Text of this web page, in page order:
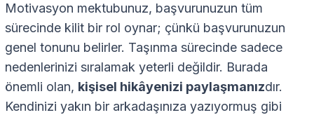
Motivasyon mektubunuz, başvurunuzun tüm
sürecinde kilit bir rol oynar; çünkü başvurunuzun
genel tonunu belirler. Taşınma sürecinde sadece
nedenlerinizi sıralamak yeterli değildir. Burada
önemli olan, kişisel hikâyenizi paylaşmanızdır.
Kendinizi yakın bir arkadaşınıza yazıyormuş gibi